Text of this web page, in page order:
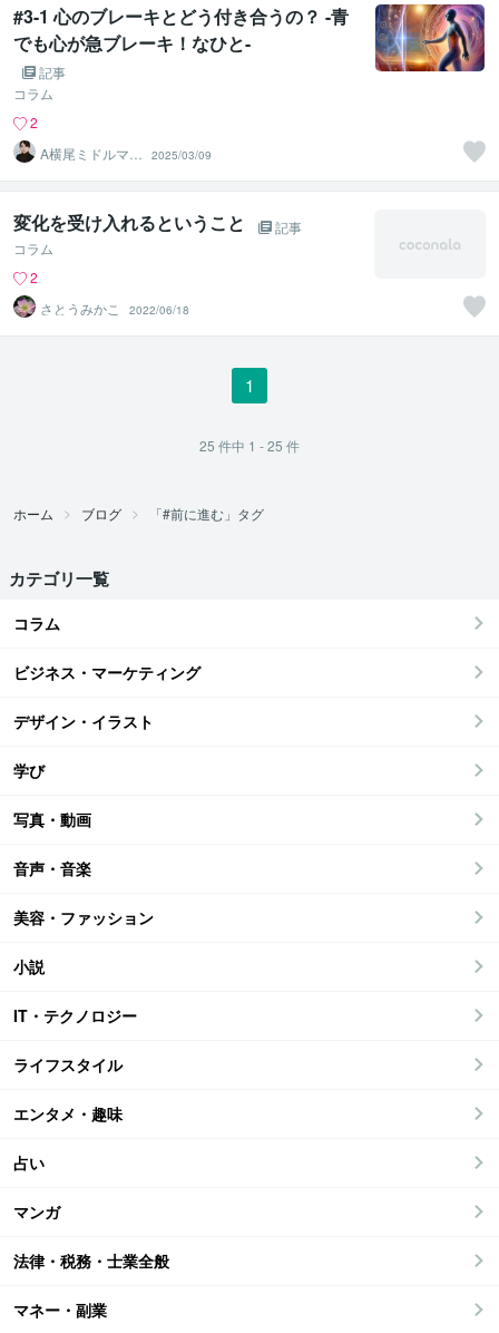
#3-1 心のブレーキとどう付き合うの？ -青
でも心が急ブレーキ！なひと-
記事
コラム
2
A横尾ミドルマネ
ジメントコーチ
2025/03/09
変化を受け入れるということ
記事
コラム
2
さとうみかこ
2022/06/18
1
25 件中 1 - 25 件
ホーム ブログ 「#前に進む」タグ
カテゴリ一覧
コラム
ビジネス・マーケティング
デザイン・イラスト
学び
写真・動画
音声・音楽
美容・ファッション
小説
IT・テクノロジー
ライフスタイル
エンタメ・趣味
占い
マンガ
法律・税務・士業全般
マネー・副業